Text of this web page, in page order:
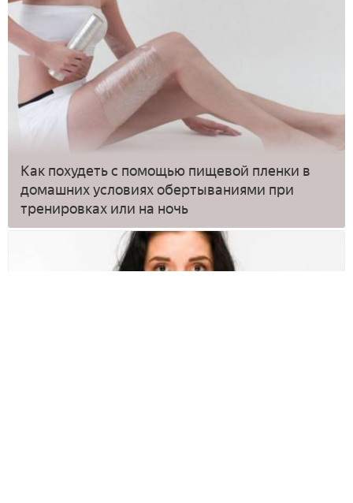
Как похудеть с помощью пищевой пленки в
домашних условиях обертываниями при
тренировках или на ночь